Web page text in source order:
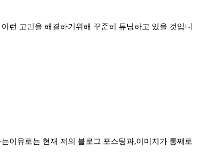
런 고민을 해결하기위해 꾸준히 튜닝하고 있을 것입니
이유로는 현재 저의 블로그 포스팅과,이미지가 통쨰로